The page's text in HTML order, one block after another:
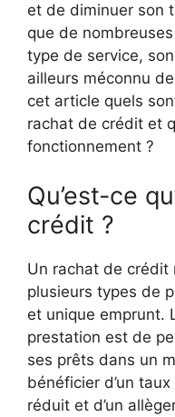
et de diminuer son
que de
type de service,
ailleurs méconnu
cet article quels
rachat de crédit et
fonctionnement ?
Qu’est-ce
crédit ?
Un rachat de crédit
plusieurs types de
et unique emprunt.
prestation est de
ses prêts dans un
bénéficier d’un
réduit et d’un